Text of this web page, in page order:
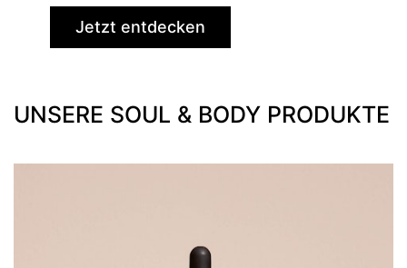
Jetzt entdecken
UNSERE SOUL & BODY PRODUKTE